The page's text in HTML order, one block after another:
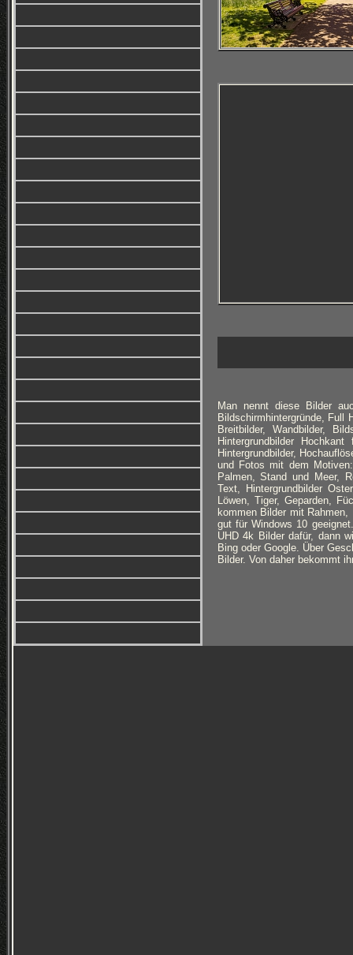
Man nennt diese Bilder
Bildschirmhintergründe, Full
Breitbilder, Wandbilder,
Hintergrundbilder
Hintergrundbilder,
und Fotos mit dem
Palmen, Stand und Meer,
Text, Hintergrundbilder
Löwen, Tiger, Geparden,
kommen Bilder mit
gut für Windows 10
UHD 4k Bilder dafür, dann
Bing oder Google. Über
Bilder. Von daher bekommt